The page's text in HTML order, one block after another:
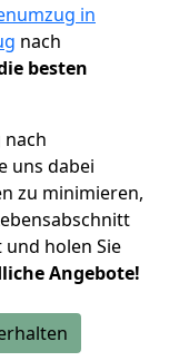
in
nach
besten
uns dabei
zu minimieren,
und holen Sie
Angebote!